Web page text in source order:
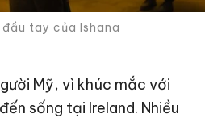
tay của Ishana
Mỹ, vì khúc mắc với
sống tại Ireland. Nhiều